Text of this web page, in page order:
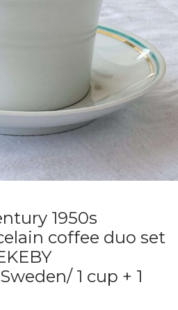
1950s
coffee duo set
1 cup + 1